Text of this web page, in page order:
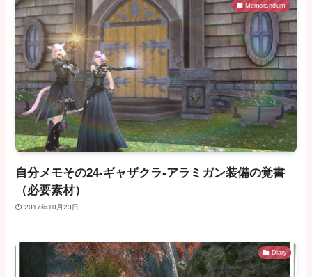
Memorandum
自分メモその24-ギャザクラ-アラミガン装備の覚書
（必要素材）
2017年10月23日
Diary